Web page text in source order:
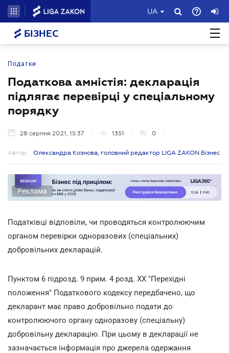
UA
БІЗНЕС
Податки
Податкова амністія: декларація
підлягає перевірці у спеціальному
порядку
28 серпня 2021, 15:37 1351 0
Автор: Олександра Кознова, головний редактор LIGA ZAKON Бізнес
Реклама
Податківці відповіли, чи проводяться контролюючим
органом перевірки одноразових (спеціальних)
добровільних декларацій.
Пунктом 6 підрозд. 9 прим. 4 розд. XX "Перехідні
положення" Податкового кодексу передбачено, що
декларант має право добровільно подати до
контролюючого органу одноразову (спеціальну)
добровільну декларацію. При цьому в декларації не
зазначається інформація про джерела одержання